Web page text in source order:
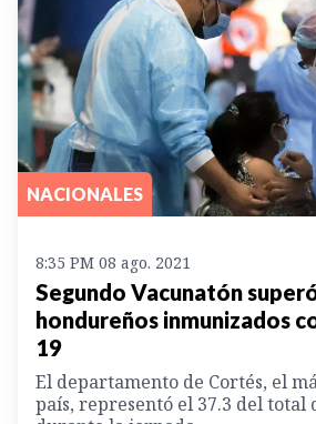
NACIONALES
8:35 PM 08 ago. 2021
Segundo Vacunatón
hondureños inmunizados
19
El departamento de Cortés, el
país, representó el 37.3 del total